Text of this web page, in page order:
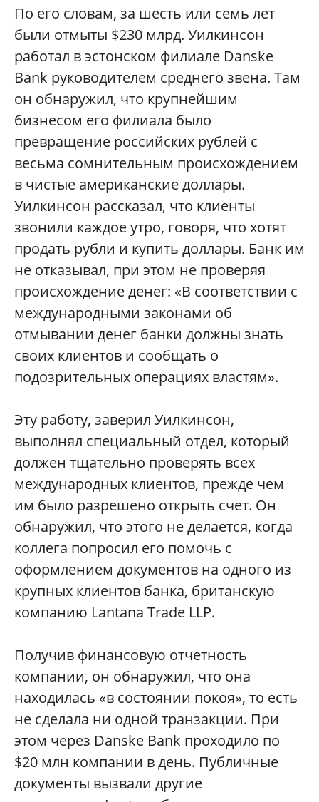
По его словам, за шесть или семь лет
были отмыты $230 млрд. Уилкинсон
работал в эстонском филиале Danske
Bank руководителем среднего звена. Там
он обнаружил, что крупнейшим
бизнесом его филиала было
превращение российских рублей с
весьма сомнительным происхождением
в чистые американские доллары.
Уилкинсон рассказал, что клиенты
звонили каждое утро, говоря, что хотят
продать рубли и купить доллары. Банк им
не отказывал, при этом не проверяя
происхождение денег: «В соответствии с
международными законами об
отмывании денег банки должны знать
своих клиентов и сообщать о
подозрительных операциях властям».
Эту работу, заверил Уилкинсон,
выполнял специальный отдел, который
должен тщательно проверять всех
международных клиентов, прежде чем
им было разрешено открыть счет. Он
обнаружил, что этого не делается, когда
коллега попросил его помочь с
оформлением документов на одного из
крупных клиентов банка, британскую
компанию Lantana Trade LLP.
Получив финансовую отчетность
компании, он обнаружил, что она
находилась «в состоянии покоя», то есть
не сделала ни одной транзакции. При
этом через Danske Bank проходило по
$20 млн компании в день. Публичные
документы вызвали другие